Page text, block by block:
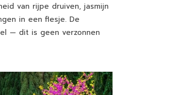
van rijpe druiven, jasmijn
in een flesje. De
— dit is geen verzonnen